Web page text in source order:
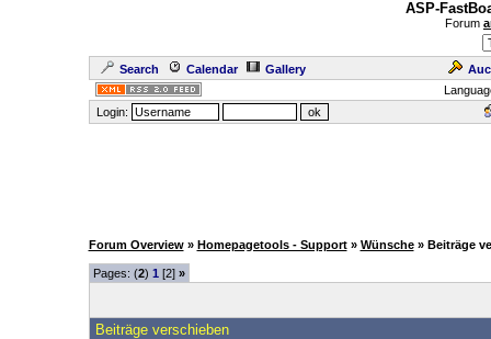
ASP-
Forum
Search Calendar Gallery
Login:
Forum Overview » Homepagetools - Support » Wünsche » Beiträge
Pages: (2) 1 [2] »
Beiträge verschieben